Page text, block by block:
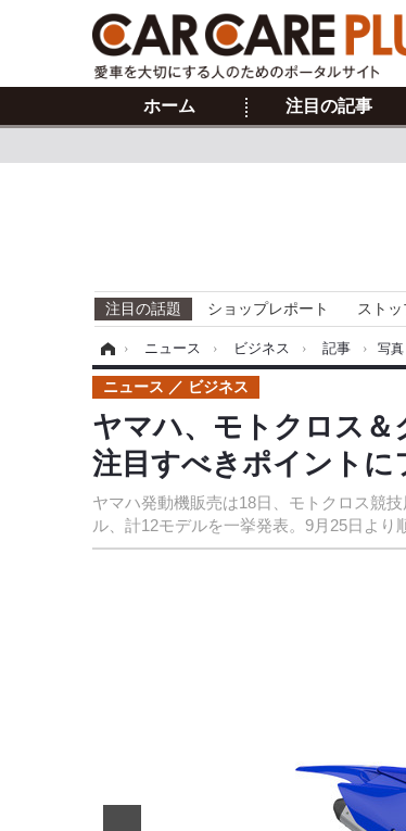
ホーム 注目の記事
注目の話題 ショップレポート スト
› ニュース › ビジネス › 記事 › 写
ヤマハ、モトクロス
注目すべきポイントに
ヤマハ発動機販売は18日、モトクロス競
ル、計12モデルを一挙発表。9月25日より
ニュース ビジネス